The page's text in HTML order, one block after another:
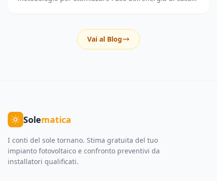
Vai al Blog
Solematica
I conti del sole tornano. Stima gratuita del tuo
impianto fotovoltaico e confronto preventivi da
installatori qualificati.